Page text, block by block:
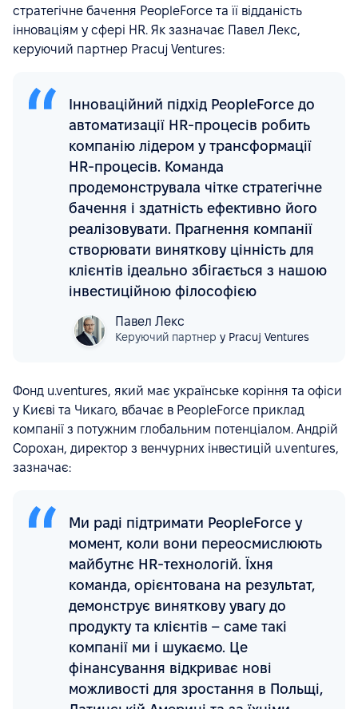
стратегічне бачення PeopleForce та її відданість
інноваціям у сфері HR. Як зазначає Павел Лекс,
керуючий партнер Pracuj Ventures:
Інноваційний підхід PeopleForce до
автоматизації HR-процесів робить
компанію лідером у трансформації
HR-процесів. Команда
продемонструвала чітке стратегічне
бачення і здатність ефективно його
реалізовувати. Прагнення компанії
створювати виняткову цінність для
клієнтів ідеально збігається з нашою
інвестиційною філософією
Павел Лекс
Керуючий партнер у Pracuj Ventures
Фонд u.ventures, який має українське коріння та офіси
у Києві та Чикаго, вбачає в PeopleForce приклад
компанії з потужним глобальним потенціалом. Андрій
Сорохан, директор з венчурних інвестицій u.ventures,
зазначає:
Ми раді підтримати PeopleForce у
момент, коли вони переосмислюють
майбутнє HR-технологій. Їхня
команда, орієнтована на результат,
демонструє виняткову увагу до
продукту та клієнтів – саме такі
компанії ми і шукаємо. Це
фінансування відкриває нові
можливості для зростання в Польщі,